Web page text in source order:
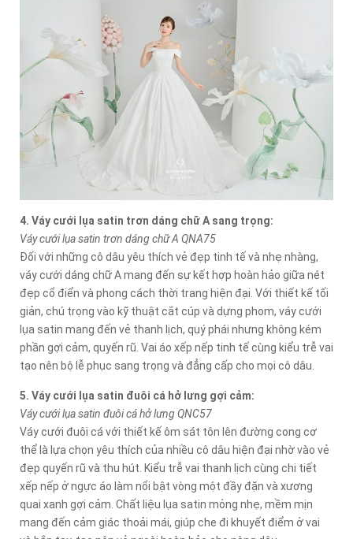
4. Váy cưới lụa satin trơn dáng chữ A sang trọng:
Váy cưới lụa satin trơn dáng chữ A QNA75
Đối với những cô dâu yêu thích vẻ đẹp tinh tế và nhẹ nhàng,
váy cưới dáng chữ A mang đến sự kết hợp hoàn hảo giữa nét
đẹp cổ điển và phong cách thời trang hiện đại. Với thiết kế tối
giản, chú trọng vào kỹ thuật cắt cúp và dựng phom, váy cưới
lụa satin mang đến vẻ thanh lịch, quý phái nhưng không kém
phần gợi cảm, quyến rũ. Vai áo xếp nếp tinh tế cùng kiểu trễ vai
tạo nên bộ lễ phục sang trọng và đẳng cấp cho mọi cô dâu.
5. Váy cưới lụa satin đuôi cá hở lưng gợi cảm:
Váy cưới lụa satin đuôi cá hở lưng QNC57
Váy cưới đuôi cá với thiết kế ôm sát tôn lên đường cong cơ
thể là lựa chọn yêu thích của nhiều cô dâu hiện đại nhờ vào vẻ
đẹp quyến rũ và thu hút. Kiểu trễ vai thanh lịch cùng chi tiết
xếp nếp ở ngực áo làm nổi bật vòng một đầy đặn và xương
quai xanh gợi cảm. Chất liệu lụa satin mỏng nhẹ, mềm mịn
mang đến cảm giác thoải mái, giúp che đi khuyết điểm ở vai